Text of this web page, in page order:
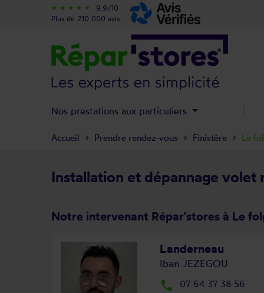
Installation et dépannage volet
Notre intervenant Répar'stores à Le
Landerneau
Iban JEZEGOU
local_phone 07 64 37 38 56
Accueil Prendre rendez-vous Finistère Le
star_rate star_rate star_rate star_rate star_rate
9.9/10
Plus de 210 000 avis
Nos prestations aux particuliers